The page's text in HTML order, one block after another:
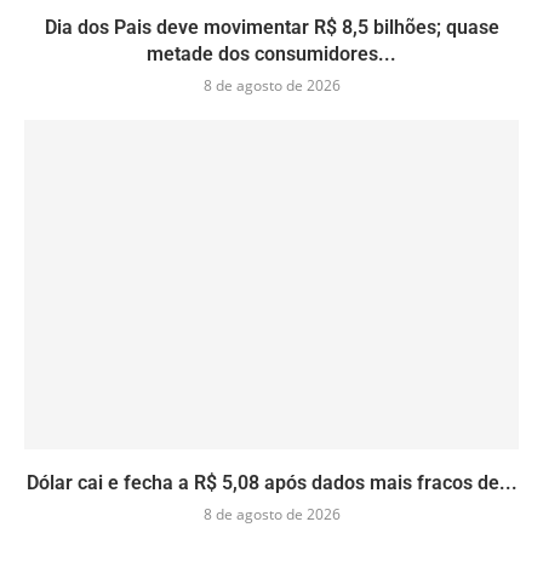
Dia dos Pais deve movimentar R$ 8,5 bilhões; quase
metade dos consumidores...
8 de agosto de 2026
Dólar cai e fecha a R$ 5,08 após dados mais fracos de...
8 de agosto de 2026